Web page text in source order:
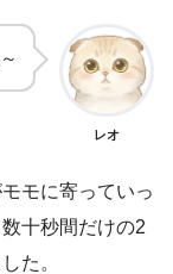
レオ
モに寄っていっ
十秒間だけの2
た。